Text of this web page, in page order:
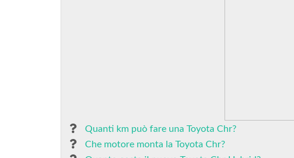
Quanti km può fare una Toyota Chr?
Che motore monta la Toyota Chr?